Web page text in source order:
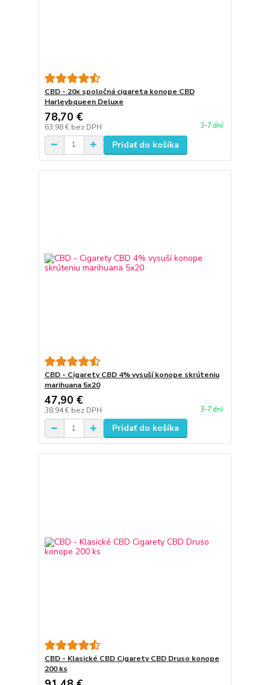
CBD - 20x spoločná cigareta konope CBD
Harleybqueen Deluxe
78,70 €
63,98 € bez DPH 3-7 dní
Pridať do košíka
CBD - Cigarety CBD 4% vysuší konope skrúteniu
marihuana 5x20
47,90 €
38,94 € bez DPH 3-7 dní
Pridať do košíka
CBD - Klasické CBD Cigarety CBD Druso konope
200 ks